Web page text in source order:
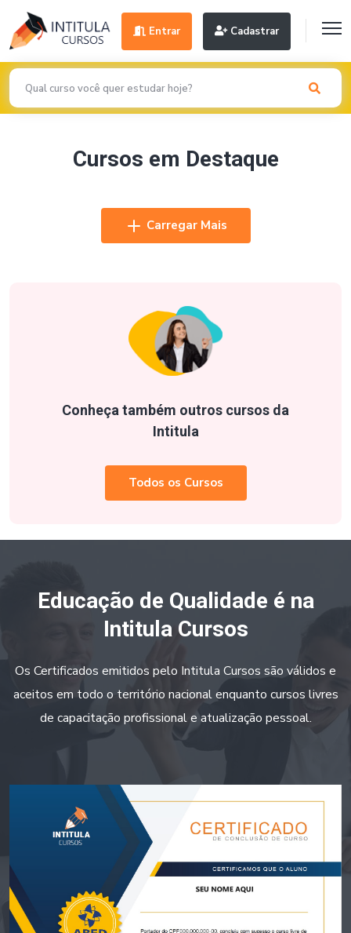
Entrar Cadastrar
Cursos em Destaque
Carregar Mais
Conheça também outros cursos da
Intitula
Todos os Cursos
Educação de Qualidade é na
Intitula Cursos
Os Certificados emitidos pelo Intitula Cursos são válidos e
aceitos em todo o território nacional enquanto cursos livres
de capacitação profissional e atualização pessoal.